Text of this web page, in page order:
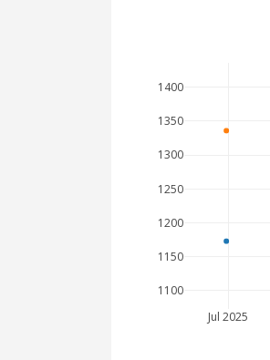
Jul 2025
1100
1150
1200
1250
1300
1350
1400